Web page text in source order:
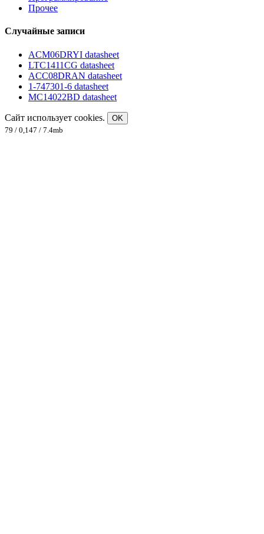
Прочее
Случайные записи
ACM06DRYI datasheet
LTC1411CG datasheet
ACC08DRAN datasheet
1-747301-6 datasheet
MC14022BD datasheet
Сайт использует cookies.
OK
79 / 0,147 / 7.4mb